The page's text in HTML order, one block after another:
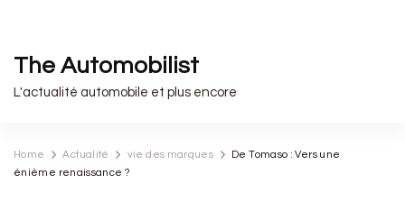
The Automobilist
L'actualité automobile et plus encore
Home Actualité vie des marques
De Tomaso : Vers une
énième renaissance ?